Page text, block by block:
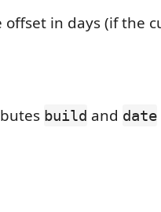
offset in days (if the
build and date